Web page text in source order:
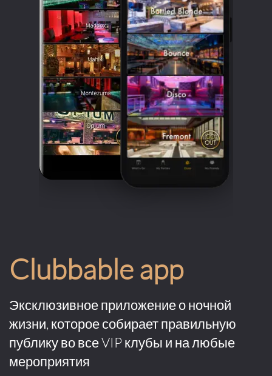
Clubbable app
Эксклюзивное приложение о ночной
жизни, которое собирает правильную
публику во все VIP клубы и на любые
мероприятия